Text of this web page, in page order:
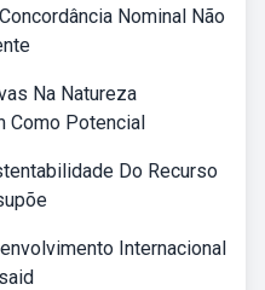
Nominal Não
Na Natureza
Como Potencial
Do Recurso
Internacional